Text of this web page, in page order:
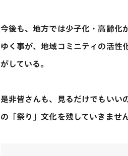
今後も、地方では少子化・高齢化
ゆく事が、地域コミニティの活性
がしている。
是非皆さんも、見るだけでもいい
の「祭り」文化を残していきませ